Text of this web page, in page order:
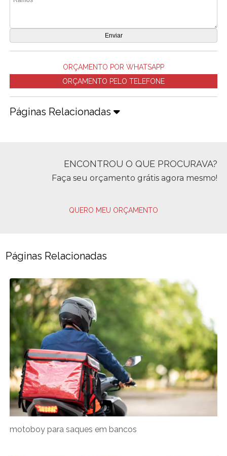
ORÇAMENTO POR WHATSAPP
ORÇAMENTO PELO TELEFONE
Páginas Relacionadas
ENCONTROU O QUE PROCURAVA?
Faça seu orçamento grátis agora mesmo!
QUERO MEU ORÇAMENTO
Páginas Relacionadas
motoboy para saques em bancos